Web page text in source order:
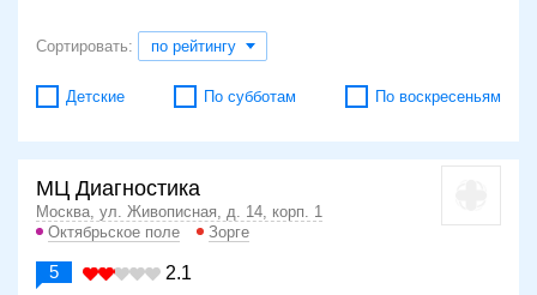
Сортировать: по рейтингу
Детские По субботам По воскресеньям
МЦ Диагностика
Москва, ул. Живописная, д. 14, корп. 1
Октябрьское поле
Зорге
5 2.1